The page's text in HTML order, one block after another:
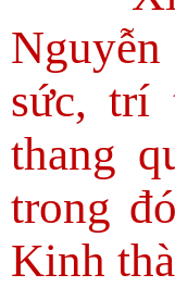
sức, trí
thang
trong
Kinh